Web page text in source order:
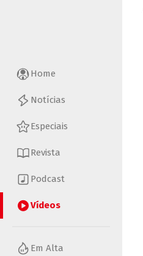
Home
Notícias
Especiais
Revista
Podcast
Vídeos
Em Alta